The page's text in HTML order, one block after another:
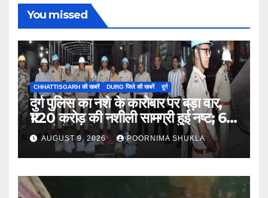
You missed
CHHATTISGARH की खबरें DURG जिले की खबरें दुर्ग
दुर्ग पुलिस का नशे के कारोबार पर बड़ा वार,
₹1.20 करोड़ की नशीली सामग्री हुई नष्ट; 66
मामलों में जब्ती…
AUGUST 9, 2026 POORNIMA SHUKLA